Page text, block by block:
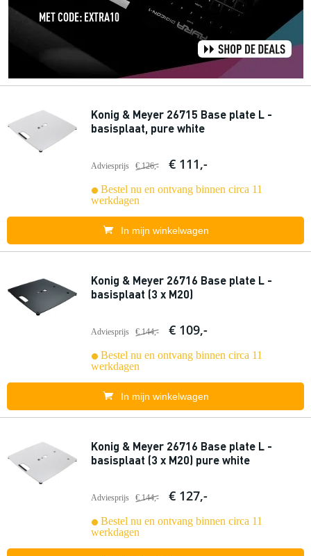
Konig & Meyer 26715 Base plate L -
basisplaat, pure white
Adviesprijs € 126,- € 111,-
Bestel nu en ontvang binnen circa 11
werkdagen
In mijn winkelwagen
Konig & Meyer 26716 Base plate L -
basisplaat (3 x M20)
Adviesprijs € 144,- € 109,-
Bestel nu en ontvang binnen circa 11
werkdagen
In mijn winkelwagen
Konig & Meyer 26716 Base plate L -
basisplaat (3 x M20) pure white
Adviesprijs € 144,- € 127,-
Bestel nu en ontvang binnen circa 11
werkdagen